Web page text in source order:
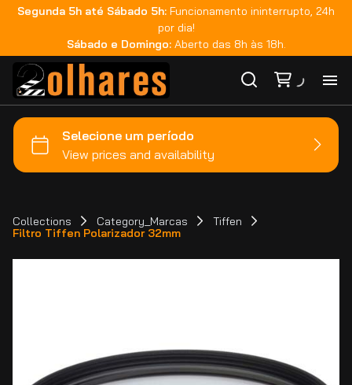
Segunda 5h até Sábado 5h: Funcionamento ininterrupto, 24h
por dia!
Sábado e Domingo: Aberto das 8h às 18h.
Collections Category_Marcas
Tiffen
Filtro Tiffen Polarizador 32mm